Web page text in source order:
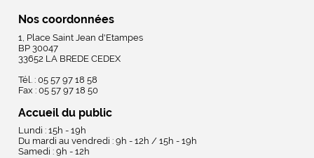
Nos coordonnées
1, Place Saint Jean d'Etampes
BP 30047
33652 LA BREDE CEDEX
Tél. : 05 57 97 18 58
Fax : 05 57 97 18 50
Accueil du public
Lundi : 15h - 19h
Du mardi au vendredi : 9h - 12h / 15h - 19h
Samedi : 9h - 12h